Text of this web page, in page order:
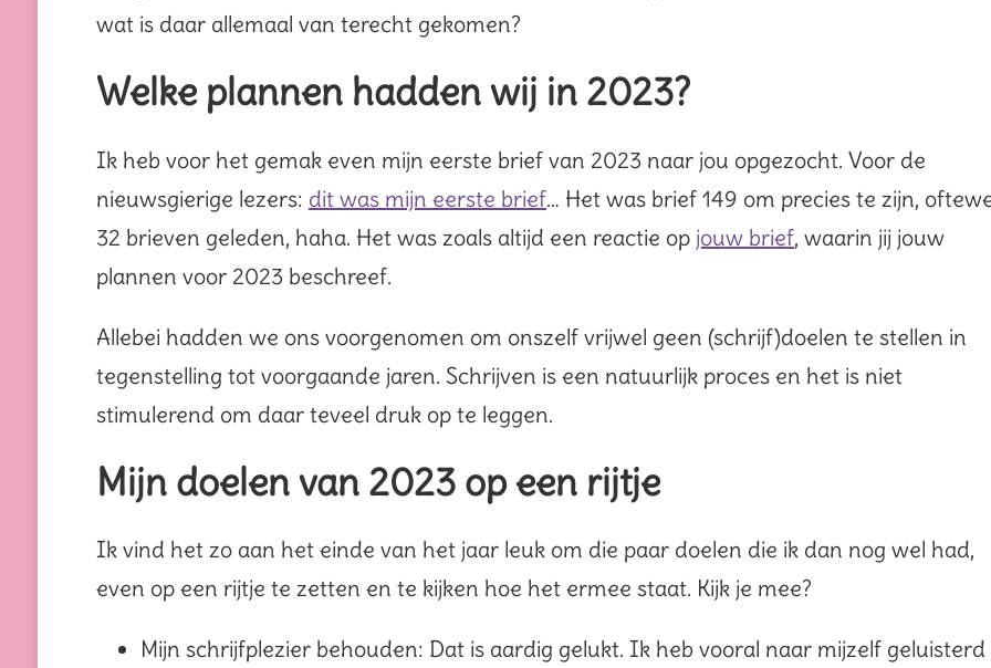
wat is daar allemaal van terecht gekomen?
Welke plannen hadden wij in 2023?
Ik heb voor het gemak even mijn eerste brief van 2023 naar jou opgezocht. Voor de
nieuwsgierige lezers: dit was mijn eerste brief… Het was brief 149 om precies te zijn,
32 brieven geleden, haha. Het was zoals altijd een reactie op jouw brief, waarin jij jouw
plannen voor 2023 beschreef.
Allebei hadden we ons voorgenomen om onszelf vrijwel geen (schrijf)doelen te stellen in
tegenstelling tot voorgaande jaren. Schrijven is een natuurlijk proces en het is niet
stimulerend om daar teveel druk op te leggen.
Mijn doelen van 2023 op een rijtje
Ik vind het zo aan het einde van het jaar leuk om die paar doelen die ik dan nog wel had,
even op een rijtje te zetten en te kijken hoe het ermee staat. Kijk je mee?
Mijn schrijfplezier behouden: Dat is aardig gelukt. Ik heb vooral naar mijzelf geluisterd